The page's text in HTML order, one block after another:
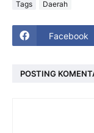
Tags Daerah
Facebook
POSTING